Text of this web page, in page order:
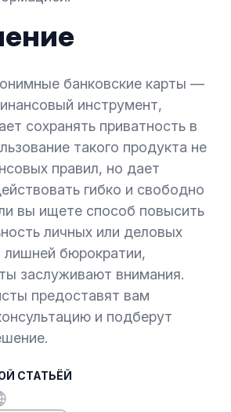
банковские карты —
инструмент,
сохранять приватность в
такого продукта не
правил, но дает
гибко и свободно
вы ищете способ повысить
личных или деловых
лишней бюрократии,
заслуживают внимания.
предоставят вам
и подберут
СТАТЬЁЙ